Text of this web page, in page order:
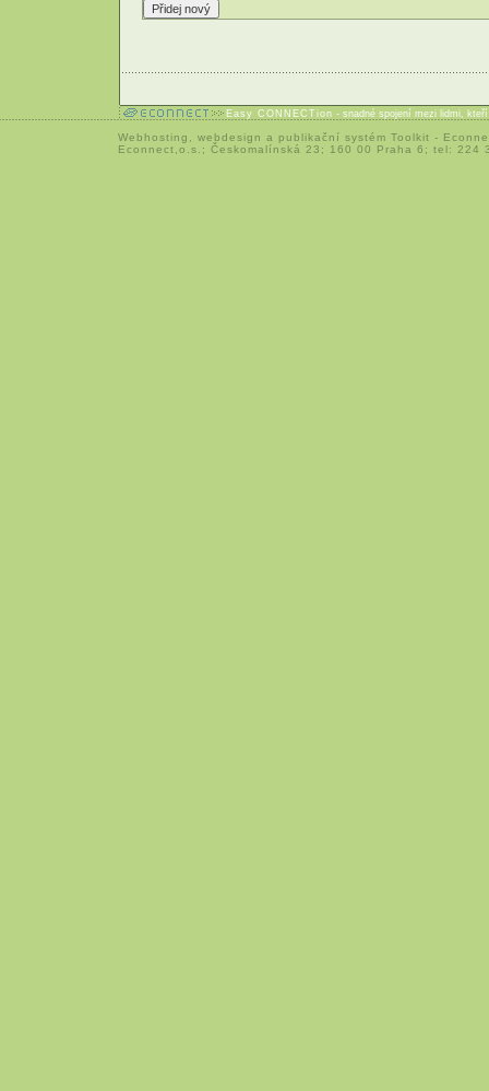
Easy CONNECTion - snadné spojení mezi lidmi,
Webhosting webdesign a publikační systém Toolkit -
Econnect,o.s.; Českomalínská 23; 160 00 Praha 6; tel: 224